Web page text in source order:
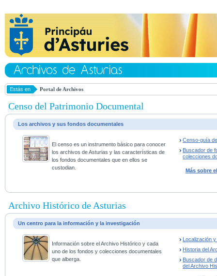
Estás en Portal de Archivos
Censo del Patrimonio Documental
Los archivos y sus fondos documentales
El censo es un instrumento básico para conocer
los archivos de Asturias y las características de
los fondos documentales que en ellos se
custodian.
Censo-guía
Buscador de
colecciones
Más sobre
Archivo Histórico de Asturias
Un centro para la información y la investigación
Información sobre el Archivo Histórico y cada
uno de los fondos y colecciones documentales
que alberga.
Localización
Historia del
Buscador de
del Archivo